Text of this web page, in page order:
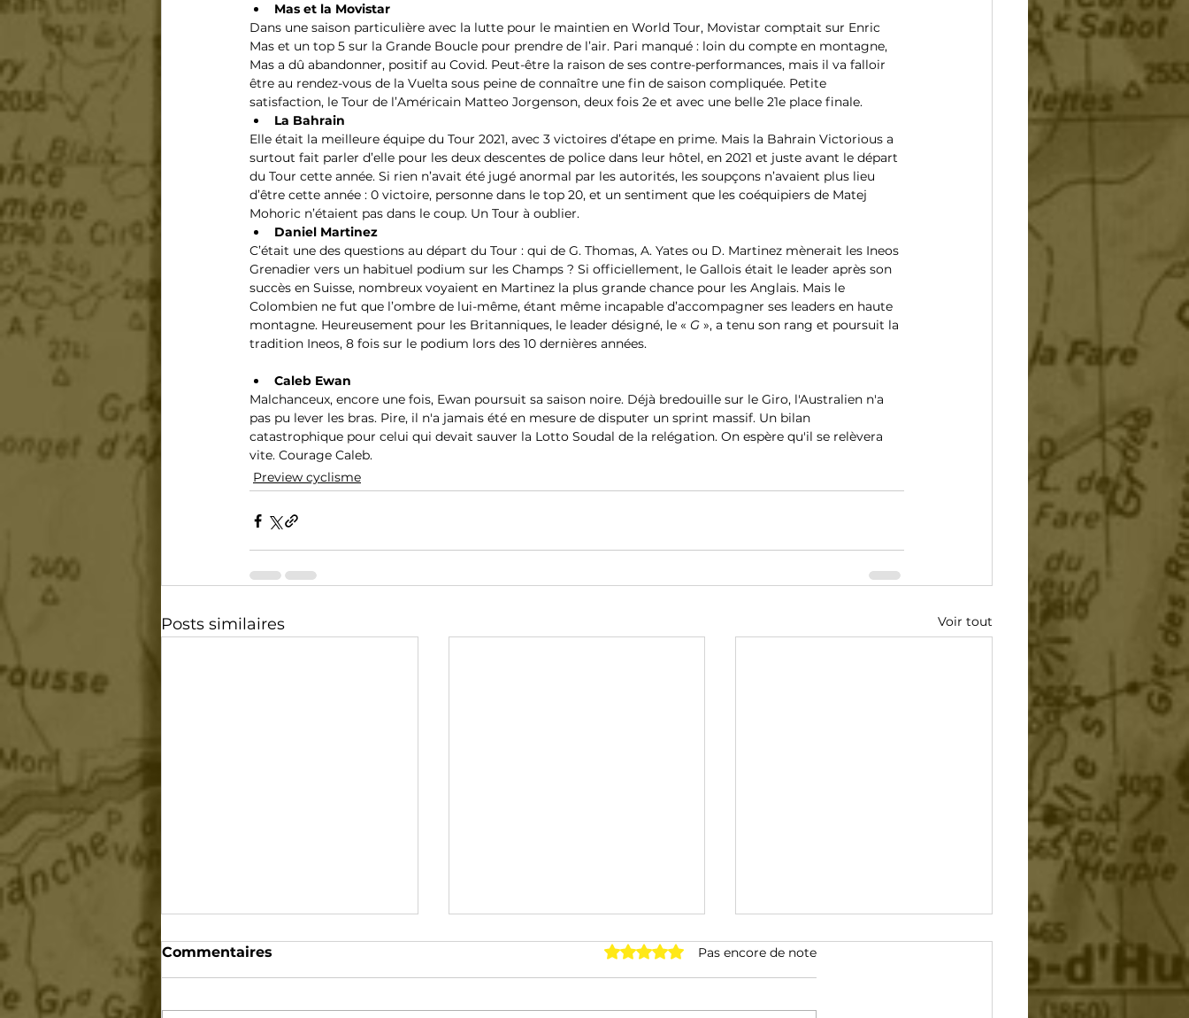
Mas et la Movistar
Dans une saison particulière avec la lutte pour le maintien en World Tour, Movistar comptait sur Enric
Mas et un top 5 sur la Grande Boucle pour prendre de l’air. Pari manqué : loin du compte en montagne,
Mas a dû abandonner, positif au Covid. Peut-être la raison de ses contre-performances, mais il va falloir
être au rendez-vous de la Vuelta sous peine de connaître une fin de saison compliquée. Petite
satisfaction, le Tour de l’Américain Matteo Jorgenson, deux fois 2e et avec une belle 21e place finale.
La Bahrain
Elle était la meilleure équipe du Tour 2021, avec 3 victoires d’étape en prime. Mais la Bahrain Victorious a
surtout fait parler d’elle pour les deux descentes de police dans leur hôtel, en 2021 et juste avant le départ
du Tour cette année. Si rien n’avait été jugé anormal par les autorités, les soupçons n’avaient plus lieu
d’être cette année : 0 victoire, personne dans le top 20, et un sentiment que les coéquipiers de Matej
Mohoric n’étaient pas dans le coup. Un Tour à oublier.
Daniel Martinez
C’était une des questions au départ du Tour : qui de G. Thomas, A. Yates ou D. Martinez mènerait les Ineos
Grenadier vers un habituel podium sur les Champs ? Si officiellement, le Gallois était le leader après son
succès en Suisse, nombreux voyaient en Martinez la plus grande chance pour les Anglais. Mais le
Colombien ne fut que l’ombre de lui-même, étant même incapable d’accompagner ses leaders en haute
montagne. Heureusement pour les Britanniques, le leader désigné, le « G », a tenu son rang et poursuit la
tradition Ineos, 8 fois sur le podium lors des 10 dernières années.
Caleb Ewan
Malchanceux, encore une fois, Ewan poursuit sa saison noire. Déjà bredouille sur le Giro, l'Australien n'a
pas pu lever les bras. Pire, il n'a jamais été en mesure de disputer un sprint massif. Un bilan
catastrophique pour celui qui devait sauver la Lotto Soudal de la relégation. On espère qu'il se relèvera
vite. Courage Caleb.
Preview cyclisme
Posts similaires Voir tout
Commentaires Noté 0 étoile sur 5.Pas encore de note